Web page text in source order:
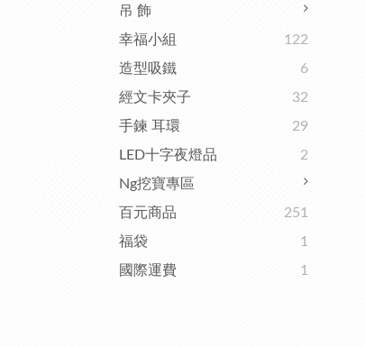
吊 飾
幸福小組
122
造型吸鐵
6
經文卡夾子
32
手鍊 耳環
29
LED十字夜燈品
2
Ng挖寶專區
百元商品
251
福袋
1
國際運費
1